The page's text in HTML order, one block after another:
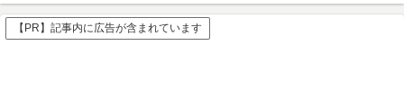
【PR】記事内に広告が含まれています